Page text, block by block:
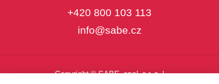
+420 800 103 113
info@sabe.cz
Copyright © SABE, spol. s r. o. |